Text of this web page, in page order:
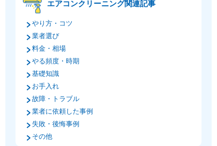
エアコンクリーニング関連記事
やり方・コツ
業者選び
料金・相場
やる頻度・時期
基礎知識
お手入れ
故障・トラブル
業者に依頼した事例
失敗・後悔事例
その他